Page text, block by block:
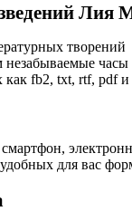
Лия
как fb2, txt, rtf, pdf и
для вас